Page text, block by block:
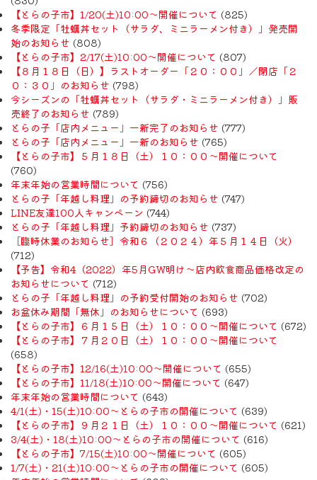
【とらの子市】1/20(土)10:00～開催について (825)
冬季限定「牡蠣丼セット（サラダ、ミニラーメン付き）」発売開
始のお知らせ (808)
【とらの子市】2/17(土)10:00～開催について (807)
【８月１８日（日）】ラストオーダー「２０：００」／閉店「２
０：３０」のお知らせ (798)
今シーズンの「牡蠣丼セット（サラダ・ミニラーメン付き）」販
売終了のお知らせ (789)
とらの子「店内メニュー」一新完了のお知らせ (777)
とらの子「店内メニュー」一新のお知らせ (765)
【とらの子市】５月１８日（土）１０：００～開催について
(760)
年末年始の営業時間について (756)
とらの子「年越し料理」の予約締切のお知らせ (747)
LINE友達100人キャンペーン (744)
とらの子「年越し料理」予約締切のお知らせ (737)
［臨時休業のお知らせ］令和６（２０２４）年５月１４日（火）
(712)
【予告】令和4（2022）年5月GW明け〜店内飲食商品価格改定の
お知らせについて (712)
とらの子「年越し料理」の予約受付開始のお知らせ (702)
お盆休み期間「無休」のお知らせについて (693)
【とらの子市】６月１５日（土）１０：００～開催について (672)
【とらの子市】７月２０日（土）１０：００～開催について
(658)
【とらの子市】12/16(土)10:00～開催について (655)
【とらの子市】11/18(土)10:00～開催について (647)
年末年始の営業時間について (643)
4/1(土)・15(土)10:00～とらの子市の開催について (639)
【とらの子市】９月２１日（土）１０：００～開催について (621)
3/4(土)・18(土)10:00～とらの子市の開催について (616)
【とらの子市】7/15(土)10:00～開催について (605)
1/7(土)・21(土)10:00～とらの子市の開催について (605)